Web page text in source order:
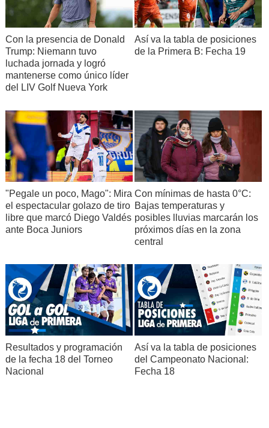
Con la presencia de Donald
Trump: Niemann tuvo
luchada jornada y logró
mantenerse como único líder
del LIV Golf Nueva York
Así va la tabla de posiciones
de la Primera B: Fecha 19
"Pegale un poco, Mago": Mira
el espectacular golazo de tiro
libre que marcó Diego Valdés
ante Boca Juniors
Con mínimas de hasta 0°C:
Bajas temperaturas y
posibles lluvias marcarán los
próximos días en la zona
central
Resultados y programación
de la fecha 18 del Torneo
Nacional
Así va la tabla de posiciones
del Campeonato Nacional:
Fecha 18